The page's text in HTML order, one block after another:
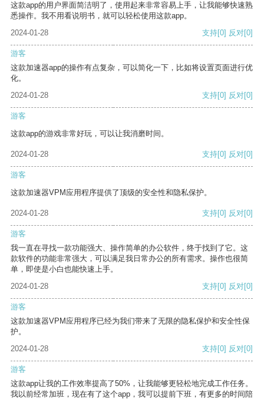
这款app的用户界面简洁明了，使用起来非常容易上手，让我能够快速熟
悉操作。我不用看说明书，就可以轻松使用这款app。
2024-01-28
支持[0] 反对[0]
游客
这款加速器app的操作有点复杂，可以简化一下，比如将设置页面进行优
化。
2024-01-28
支持[0] 反对[0]
游客
这款app的游戏非常好玩，可以让我消磨时间。
2024-01-28 支持[0] 反对[0]
游客
这款加速器VPM应用程序提供了顶级的安全性和隐私保护。
2024-01-28 支持[0] 反对[0]
游客
我一直在寻找一款功能强大、操作简单的办公软件，终于找到了它。这
款软件的功能非常强大，可以满足我日常办公的所有需求。操作也很简
单，即使是小白也能快速上手。
2024-01-28
支持[0] 反对[0]
游客
这款加速器VPM应用程序已经为我们带来了无限的隐私保护和安全性保
护。
2024-01-28
支持[0] 反对[0]
游客
这款app让我的工作效率提高了50%，让我能够更轻松地完成工作任务。
我以前经常加班，现在有了这个app，我可以提前下班，有更多的时间陪